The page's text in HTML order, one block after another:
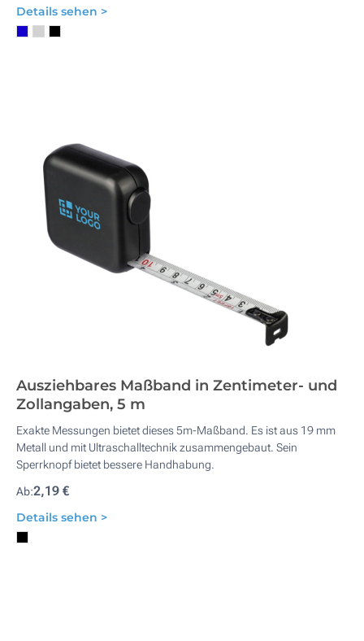
Details sehen >
Ausziehbares Maßband in Zentimeter- und
Zollangaben, 5 m
Exakte Messungen bietet dieses 5m-Maßband. Es ist aus 19 mm
Metall und mit Ultraschalltechnik zusammengebaut. Sein
Sperrknopf bietet bessere Handhabung.
Ab:2,19 €
Details sehen >